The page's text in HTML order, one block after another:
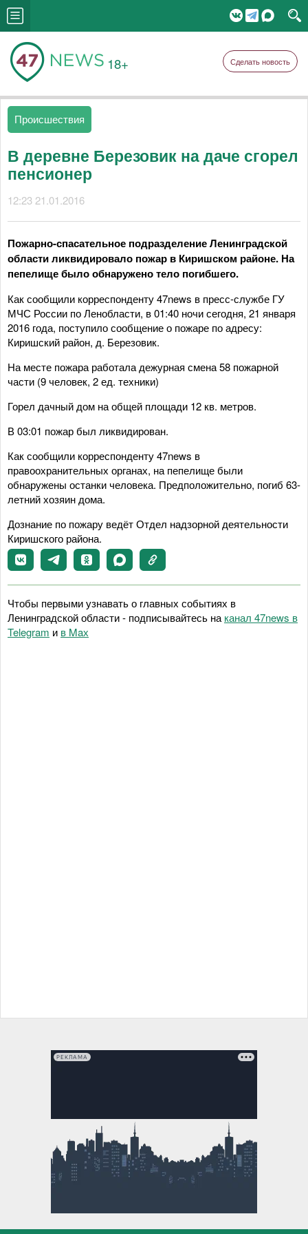
18+ Сделать новость
Происшествия
В деревне Березовик на даче сгорел
пенсионер
12:23 21.01.2016
Пожарно-спасательное подразделение Ленинградской
области ликвидировало пожар в Киришском районе. На
пепелище было обнаружено тело погибшего.
Как сообщили корреспонденту 47news в пресс-службе ГУ
МЧС России по Ленобласти, в 01:40 ночи сегодня, 21 января
2016 года, поступило сообщение о пожаре по адресу:
Киришский район, д. Березовик.
На месте пожара работала дежурная смена 58 пожарной
части (9 человек, 2 ед. техники)
Горел дачный дом на общей площади 12 кв. метров.
В 03:01 пожар был ликвидирован.
Как сообщили корреспонденту 47news в
правоохранительных органах, на пепелище были
обнаружены останки человека. Предположительно, погиб 63-
летний хозяин дома.
Дознание по пожару ведёт Отдел надзорной деятельности
Киришского района.
Чтобы первыми узнавать о главных событиях в
Ленинградской области - подписывайтесь на канал 47news в
Telegram и в Maх
РЕКЛАМА